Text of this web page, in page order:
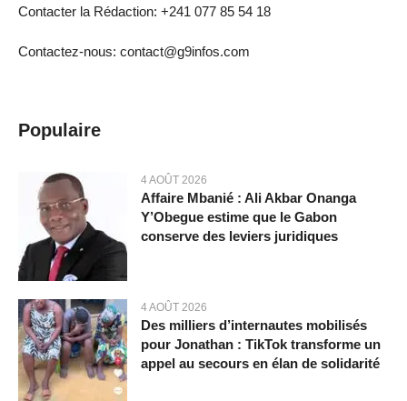
Contacter la Rédaction: +241 077 85 54 18
Contactez-nous: contact@g9infos.com
Populaire
4 AOÛT 2026
Affaire Mbanié : Ali Akbar Onanga
Y’Obegue estime que le Gabon
conserve des leviers juridiques
4 AOÛT 2026
Des milliers d’internautes mobilisés
pour Jonathan : TikTok transforme un
appel au secours en élan de solidarité